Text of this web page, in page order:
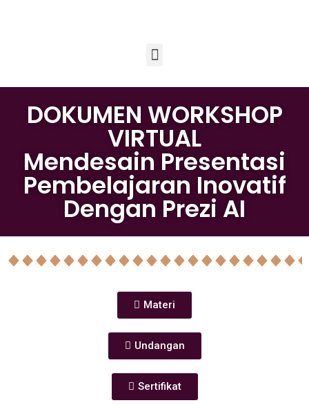
DOKUMEN WORKSHOP
VIRTUAL
Mendesain Presentasi
Pembelajaran Inovatif
Dengan Prezi AI
Materi
Undangan
Sertifikat